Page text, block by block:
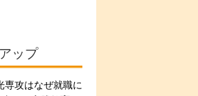
ップ
専攻はなぜ就職に